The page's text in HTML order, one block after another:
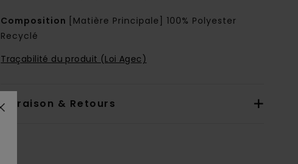
Composition
[Matière Principale] 100% Polyester
Recyclé
Traçabilité du produit (Loi Agec)
Livraison & Retours